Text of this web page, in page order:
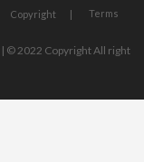
Copyright Terms
| © 2022 Copyright All right